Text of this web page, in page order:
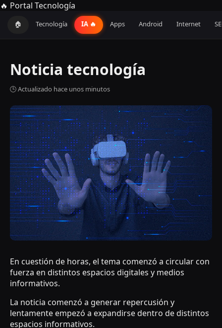
🔥 Portal Tecnología
🏠 Tecnología IA 🔥 Apps Android Internet
Noticia tecnología
🕒 Actualizado hace unos minutos
En cuestión de horas, el tema comenzó a circular con
fuerza en distintos espacios digitales y medios
informativos.
La noticia comenzó a generar repercusión y
lentamente empezó a expandirse dentro de distintos
espacios informativos.